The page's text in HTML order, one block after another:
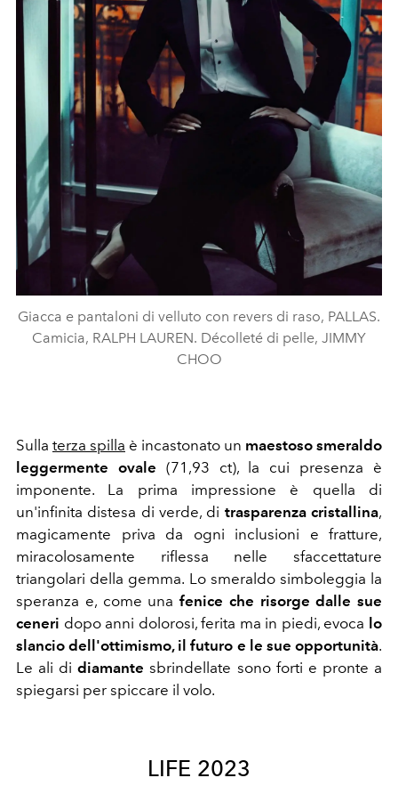
Giacca e pantaloni di velluto con revers di raso, PALLAS.
Camicia, RALPH LAUREN. Décolleté di pelle, JIMMY
CHOO
Sulla terza spilla è incastonato un maestoso smeraldo
leggermente ovale (71,93 ct), la cui presenza è
imponente. La prima impressione è quella di
un'infinita distesa di verde, di trasparenza cristallina,
magicamente priva da ogni inclusioni e fratture,
miracolosamente riflessa nelle sfaccettature
triangolari della gemma. Lo smeraldo simboleggia la
speranza e, come una fenice che risorge dalle sue
ceneri dopo anni dolorosi, ferita ma in piedi, evoca lo
slancio dell'ottimismo, il futuro e le sue opportunità.
Le ali di diamante sbrindellate sono forti e pronte a
spiegarsi per spiccare il volo.
LIFE 2023